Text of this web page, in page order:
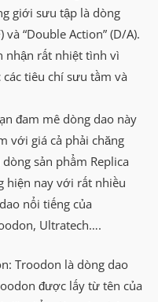
giới sưu tập là dòng
và “Double Action” (D/A).
nhận rất nhiệt tình vì
tiêu chí sưu tầm và
đam mê dòng dao này
với giá cả phải chăng
sản phẩm Replica
nay với rất nhiều
nổi tiếng của
Ultratech….
Troodon là dòng dao
được lấy từ tên của